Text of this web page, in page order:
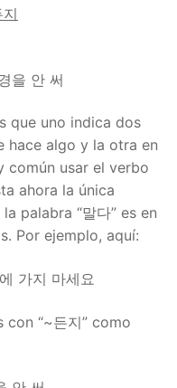
을 안 써
que uno indica dos
hace algo y la otra en
común usar el verbo
ahora la única
palabra “말다” es en
Por ejemplo, aquí:
가지 마세요
con “~든지” como